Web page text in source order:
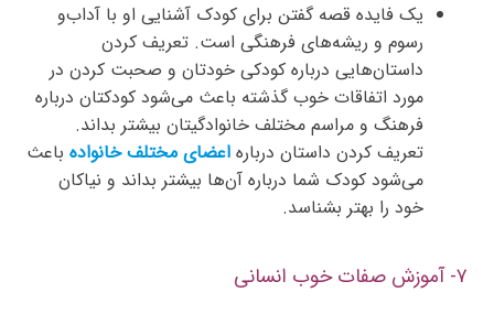
یک فایده قصه گفتن برای کودک آشنایی او با آداب‌و
رسوم و ریشه‌های فرهنگی است. تعریف کردن
داستان‌هایی درباره کودکی خودتان و صحبت کردن در
مورد اتفاقات خوب گذشته باعث می‌شود کودکتان درباره
فرهنگ و مراسم مختلف خانوادگیتان بیشتر بداند.
تعریف کردن داستان درباره اعضای مختلف خانواده باعث
می‌شود کودک شما درباره آن‌ها بیشتر بداند و نیاکان
خود را بهتر بشناسد.
۷- آموزش صفات خوب انسانی